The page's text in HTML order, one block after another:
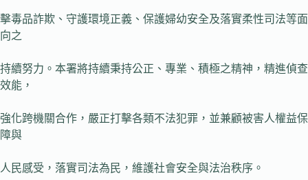
擊毒品詐欺、守護環境正義、保護婦幼安全及落實柔性司法等面
向之
持續努力。本署將持續秉持公正、專業、積極之精神，精進偵查
效能，
強化跨機關合作，嚴正打擊各類不法犯罪，並兼顧被害人權益保
障與
人民感受，落實司法為民，維護社會安全與法治秩序。